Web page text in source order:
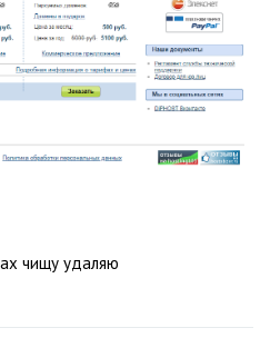
чищу удаляю